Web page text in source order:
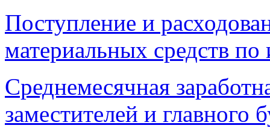
Поступление и
материальных средств по
Среднемесячная
заместителей и главного